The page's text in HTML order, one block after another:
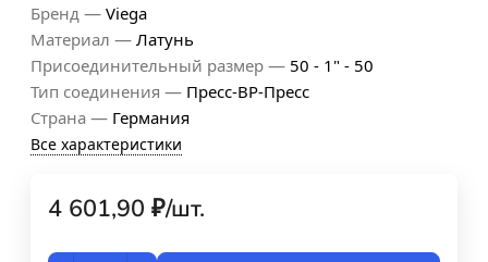
Бренд — Viega
Материал — Латунь
Присоединительный размер — 50 - 1" - 50
Тип соединения — Пресс-ВР-Пресс
Страна — Германия
Все характеристики
4 601,90 ₽/шт.